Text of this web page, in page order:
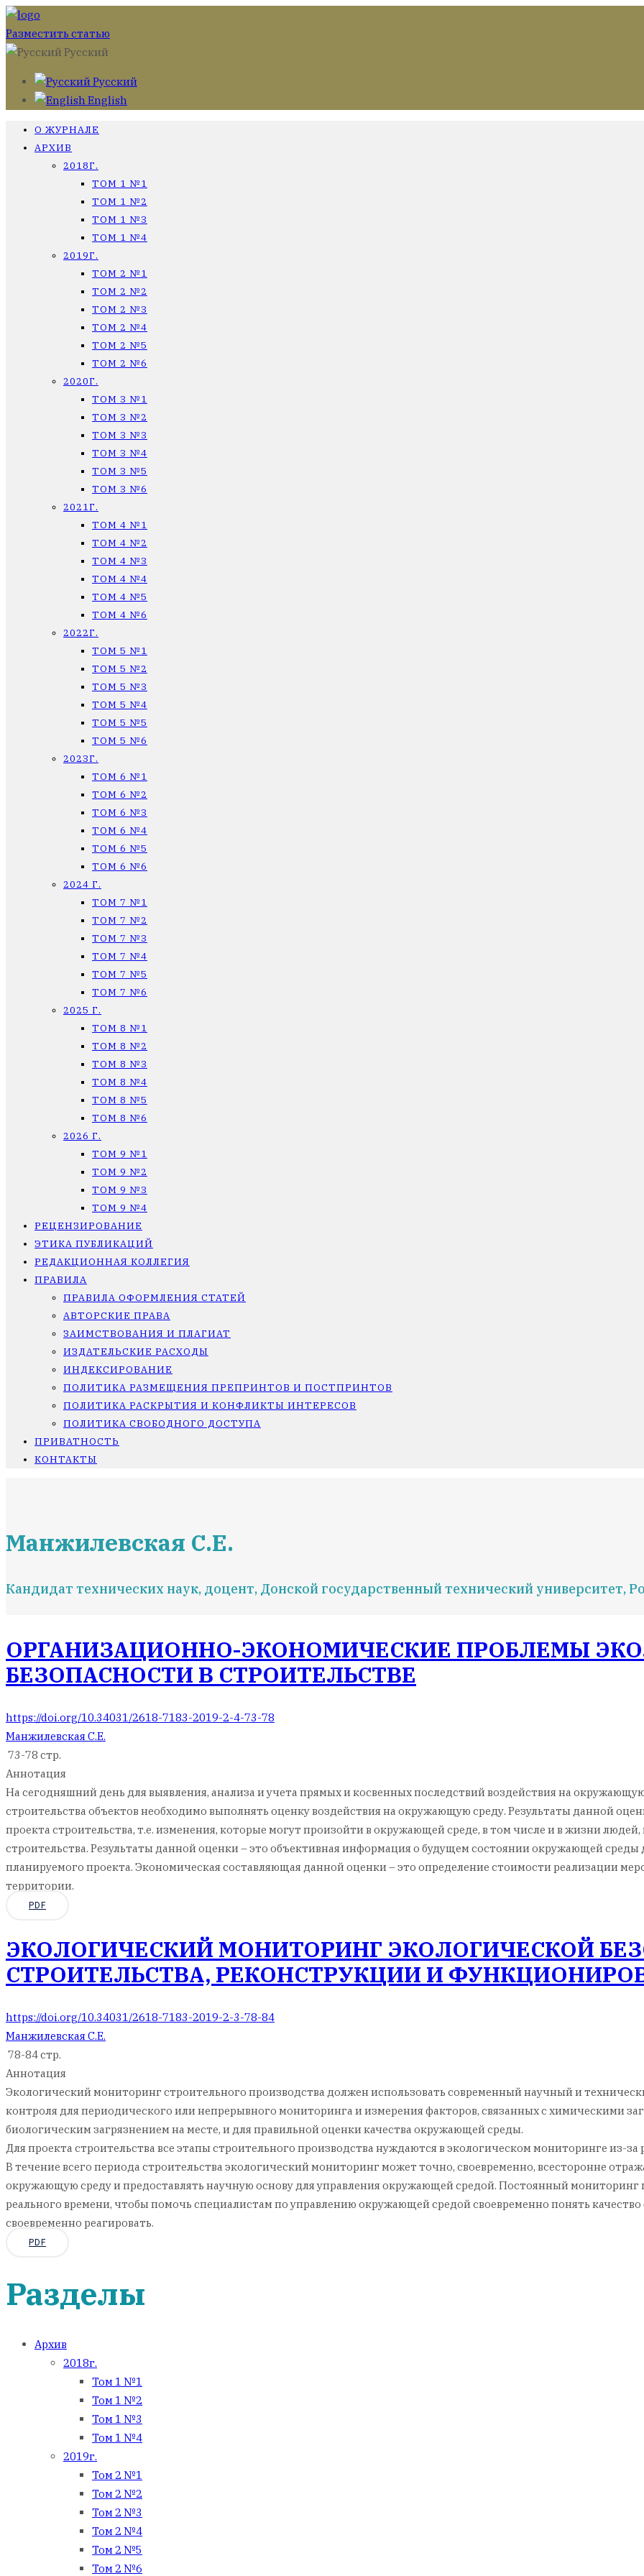
Разместить статью
Русский
Русский
English
О ЖУРНАЛЕ
АРХИВ
2018Г.
ТОМ 1 №1
ТОМ 1 №2
ТОМ 1 №3
ТОМ 1 №4
2019Г.
ТОМ 2 №1
ТОМ 2 №2
ТОМ 2 №3
ТОМ 2 №4
ТОМ 2 №5
ТОМ 2 №6
2020Г.
ТОМ 3 №1
ТОМ 3 №2
ТОМ 3 №3
ТОМ 3 №4
ТОМ 3 №5
ТОМ 3 №6
2021Г.
ТОМ 4 №1
ТОМ 4 №2
ТОМ 4 №3
ТОМ 4 №4
ТОМ 4 №5
ТОМ 4 №6
2022Г.
ТОМ 5 №1
ТОМ 5 №2
ТОМ 5 №3
ТОМ 5 №4
ТОМ 5 №5
ТОМ 5 №6
2023Г.
ТОМ 6 №1
ТОМ 6 №2
ТОМ 6 №3
ТОМ 6 №4
ТОМ 6 №5
ТОМ 6 №6
2024 Г.
ТОМ 7 №1
ТОМ 7 №2
ТОМ 7 №3
ТОМ 7 №4
ТОМ 7 №5
ТОМ 7 №6
2025 Г.
ТОМ 8 №1
ТОМ 8 №2
ТОМ 8 №3
ТОМ 8 №4
ТОМ 8 №5
ТОМ 8 №6
2026 Г.
ТОМ 9 №1
ТОМ 9 №2
ТОМ 9 №3
ТОМ 9 №4
РЕЦЕНЗИРОВАНИЕ
ЭТИКА ПУБЛИКАЦИЙ
РЕДАКЦИОННАЯ КОЛЛЕГИЯ
ПРАВИЛА
ПРАВИЛА ОФОРМЛЕНИЯ СТАТЕЙ
АВТОРСКИЕ ПРАВА
ЗАИМСТВОВАНИЯ И ПЛАГИАТ
ИЗДАТЕЛЬСКИЕ РАСХОДЫ
ИНДЕКСИРОВАНИЕ
ПОЛИТИКА РАЗМЕЩЕНИЯ ПРЕПРИНТОВ И ПОСТПРИНТОВ
ПОЛИТИКА РАСКРЫТИЯ И КОНФЛИКТЫ ИНТЕРЕСОВ
ПОЛИТИКА СВОБОДНОГО ДОСТУПА
ПРИВАТНОСТЬ
КОНТАКТЫ
Манжилевская С.Е.
Кандидат технических наук, доцент, Донской государственный технический университет,
ОРГАНИЗАЦИОННО-ЭКОНОМИЧЕСКИЕ ПРОБЛЕМЫ
БЕЗОПАСНОСТИ В СТРОИТЕЛЬСТВЕ
https://doi.org/10.34031/2618-7183-2019-2-4-73-78
Манжилевская С.Е.
73-78 стр.
Аннотация
На сегодняшний день для выявления, анализа и учета прямых и косвенных последствий воздействия на
строительства объектов необходимо выполнять оценку воздействия на окружающую среду. Результаты данной
проекта строительства, т.е. изменения, которые могут произойти в окружающей среде, в том числе и в жизни
строительства. Результаты данной оценки – это объективная информация о будущем состоянии окружающей
планируемого проекта. Экономическая составляющая данной оценки – это определение стоимости реализации
территории.
PDF
ЭКОЛОГИЧЕСКИЙ МОНИТОРИНГ ЭКОЛОГИЧЕСКОЙ
СТРОИТЕЛЬСТВА, РЕКОНСТРУКЦИИ И
https://doi.org/10.34031/2618-7183-2019-2-3-78-84
Манжилевская С.Е.
78-84 стр.
Аннотация
Экологический мониторинг строительного производства должен использовать современный научный и
контроля для периодического или непрерывного мониторинга и измерения факторов, связанных с химическими
биологическим загрязнением на месте, и для правильной оценки качества окружающей среды.
Для проекта строительства все этапы строительного производства нуждаются в экологическом мониторинге из-
В течение всего периода строительства экологический мониторинг может точно, своевременно, всесторонне
окружающую среду и предоставлять научную основу для управления окружающей средой. Постоянный мониторинг
реального времени, чтобы помочь специалистам по управлению окружающей средой своевременно понять
своевременно реагировать.
PDF
Разделы
Архив
2018г.
Том 1 №1
Том 1 №2
Том 1 №3
Том 1 №4
2019г.
Том 2 №1
Том 2 №2
Том 2 №3
Том 2 №4
Том 2 №5
Том 2 №6